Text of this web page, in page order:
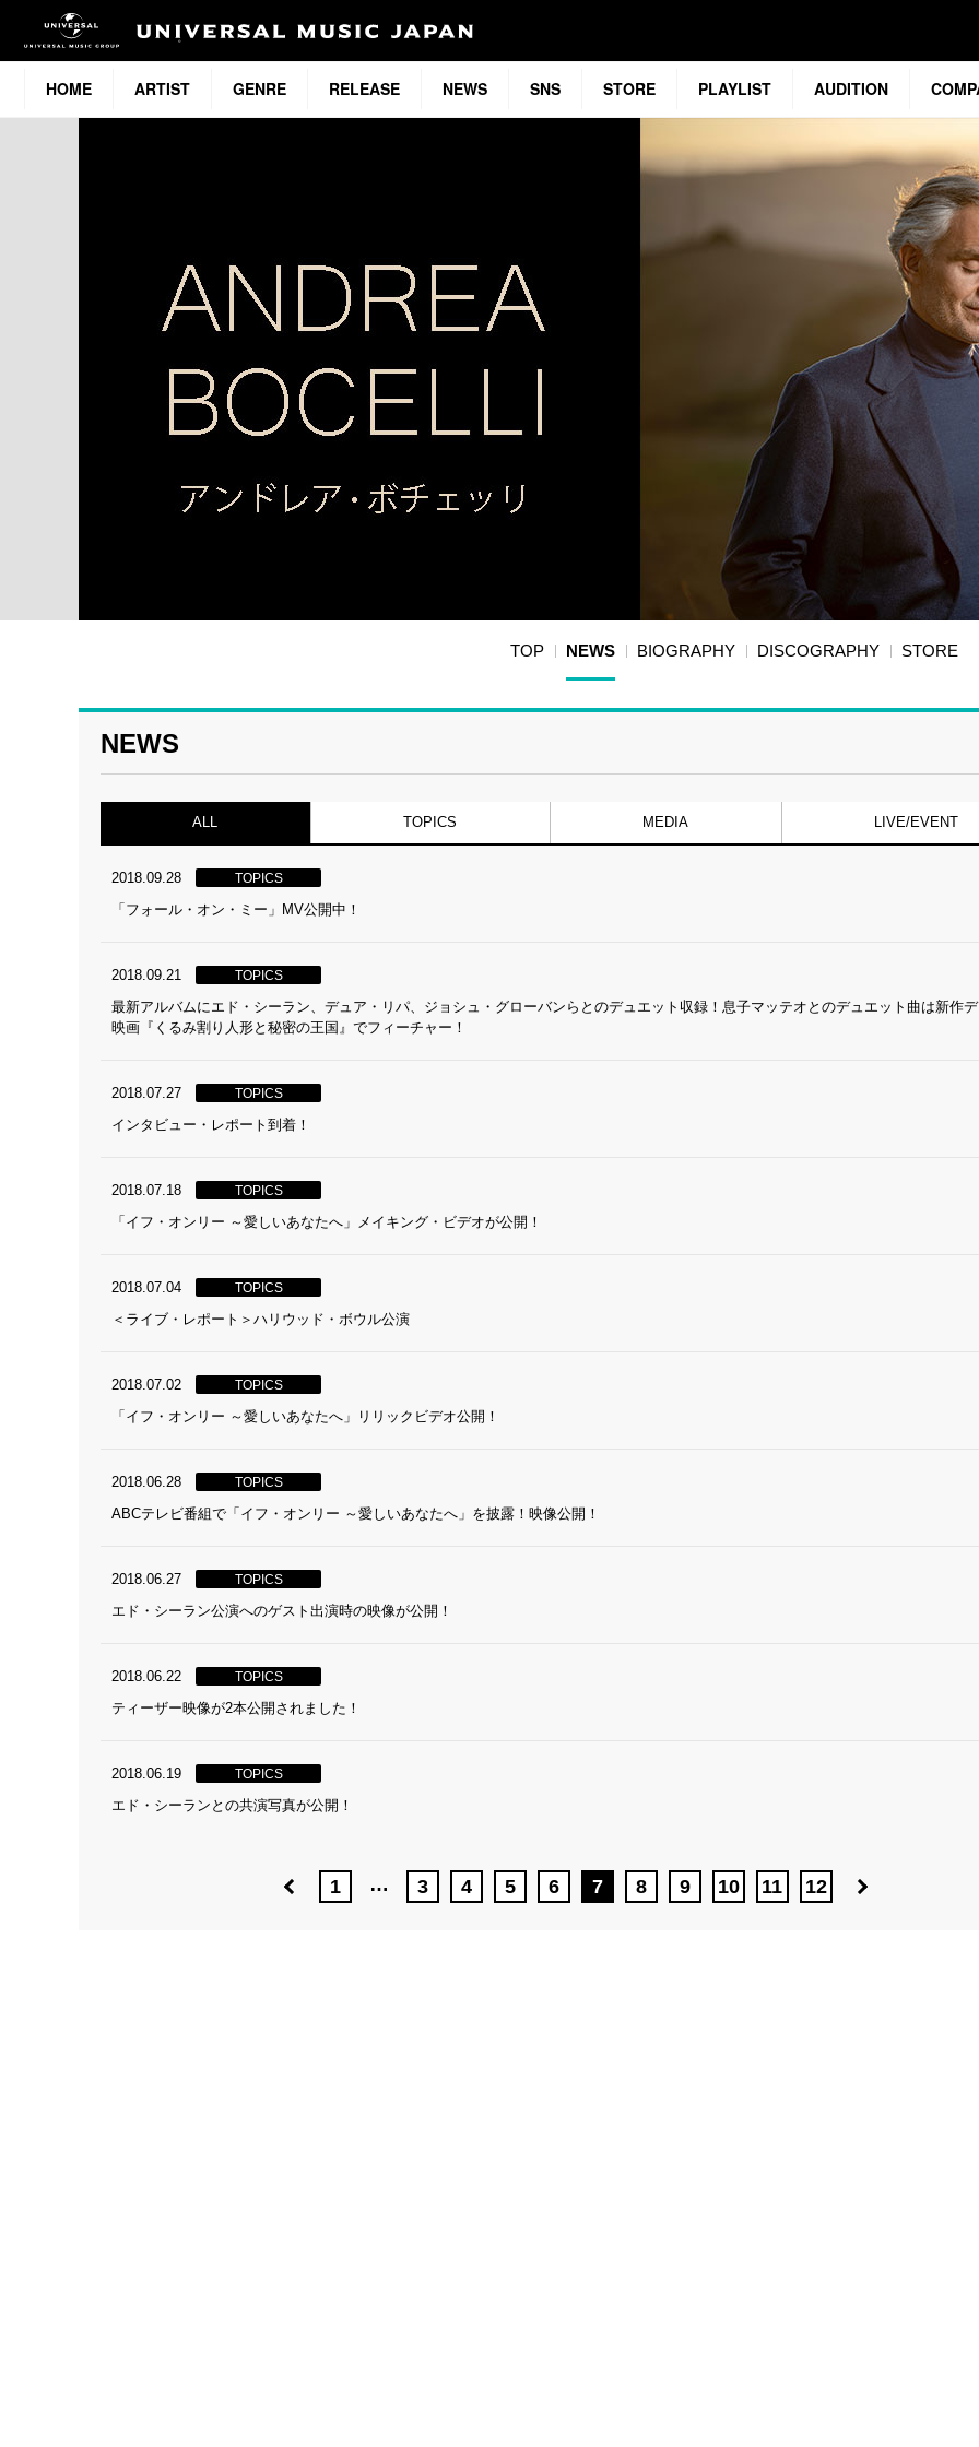
HOME ARTIST GENRE RELEASE NEWS SNS STORE PLAYLIST AUDITION
TOP NEWS BIOGRAPHY DISCOGRAPHY STORE
NEWS
ALL TOPICS MEDIA LIVE/EVENT
2018.09.28 TOPICS
「フォール・オン・ミー」MV公開中！
2018.09.21 TOPICS
最新アルバムにエド・シーラン、デュア・リパ、ジョシュ・グローバンらとのデュエット収録！息子マッテオとのデュエット曲は新作
映画『くるみ割り人形と秘密の王国』でフィーチャー！
2018.07.27 TOPICS
インタビュー・レポート到着！
2018.07.18 TOPICS
「イフ・オンリー ～愛しいあなたへ」メイキング・ビデオが公開！
2018.07.04 TOPICS
＜ライブ・レポート＞ハリウッド・ボウル公演
2018.07.02 TOPICS
「イフ・オンリー ～愛しいあなたへ」リリックビデオ公開！
2018.06.28 TOPICS
ABCテレビ番組で「イフ・オンリー ～愛しいあなたへ」を披露！映像公開！
2018.06.27 TOPICS
エド・シーラン公演へのゲスト出演時の映像が公開！
2018.06.22 TOPICS
ティーザー映像が2本公開されました！
2018.06.19 TOPICS
エド・シーランとの共演写真が公開！
1 … 3 4 5 6 7 8 9 10 11 12